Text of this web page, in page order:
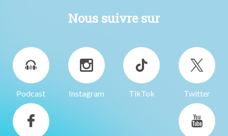
Nous suivre sur
Podcast Instagram TikTok Twitter